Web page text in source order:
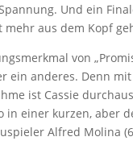
Und ein
mehr aus dem Kopf
von
ein anderes. Denn
ist Cassie
in einer kurzen, aber
Alfred Molina